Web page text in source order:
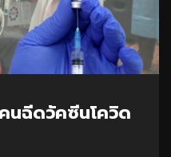
นฉีดวัคซีนโควิด